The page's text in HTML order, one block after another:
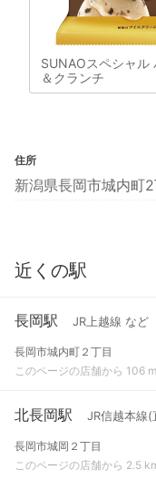
SUNAOスペシャル
＆クランチ
住所
新潟県長岡市城内町
近くの駅
長岡駅 JR上越線 など
長岡市城内町２丁目
このページの店舗から 106 m
北長岡駅 JR信越本線(
長岡市城岡２丁目
このページの店舗から 2.5